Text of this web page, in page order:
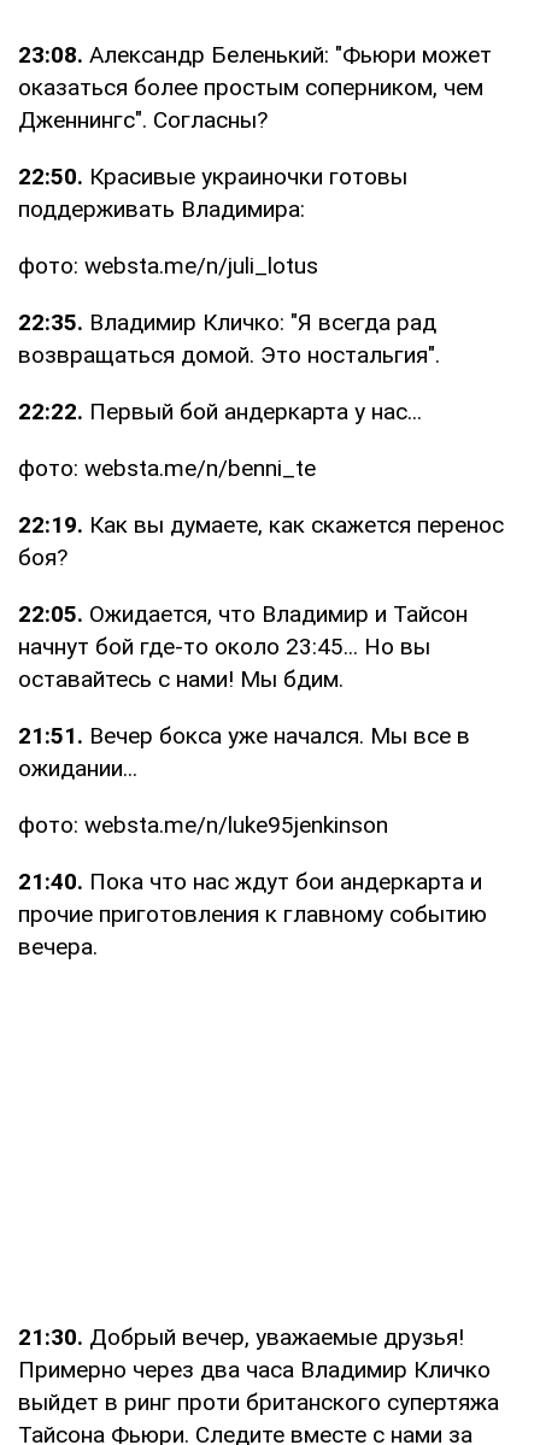
23:08. Александр Беленький: "Фьюри может
оказаться более простым соперником, чем
Дженнингс". Согласны?
22:50. Красивые украиночки готовы
поддерживать Владимира:
фото: websta.me/n/juli_lotus
22:35. Владимир Кличко: "Я всегда рад
возвращаться домой. Это ностальгия".
22:22. Первый бой андеркарта у нас...
фото: websta.me/n/benni_te
22:19. Как вы думаете, как скажется перенос
боя?
22:05. Ожидается, что Владимир и Тайсон
начнут бой где-то около 23:45... Но вы
оставайтесь с нами! Мы бдим.
21:51. Вечер бокса уже начался. Мы все в
ожидании...
фото: websta.me/n/luke95jenkinson
21:40. Пока что нас ждут бои андеркарта и
прочие приготовления к главному событию
вечера.
21:30. Добрый вечер, уважаемые друзья!
Примерно через два часа Владимир Кличко
выйдет в ринг проти британского супертяжа
Тайсона Фьюри. Следите вместе с нами за